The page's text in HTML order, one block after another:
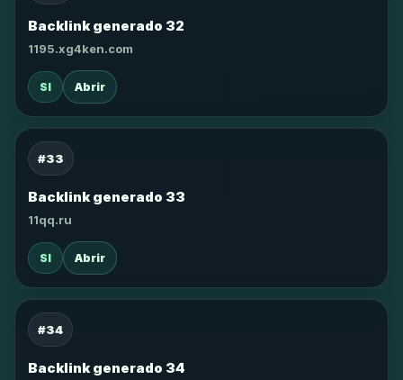
Backlink generado 32
1195.xg4ken.com
SI Abrir
#33
Backlink generado 33
11qq.ru
SI Abrir
#34
Backlink generado 34